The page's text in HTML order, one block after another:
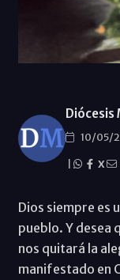
Diócesis
10/05/
X
Dios siempre es
pueblo. Y desea
nos quitará la
manifestado en